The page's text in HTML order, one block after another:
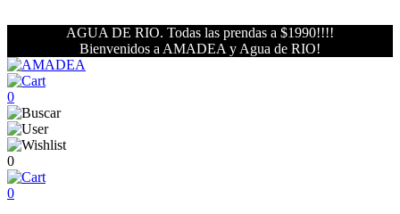
AGUA DE RIO. Todas las prendas a $1990!!!!
Bienvenidos a AMADEA y Agua de RIO!
0
0
0